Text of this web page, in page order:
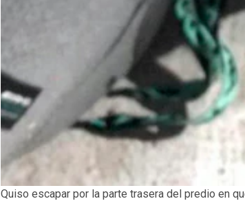
Quiso escapar por la parte trasera del predio en